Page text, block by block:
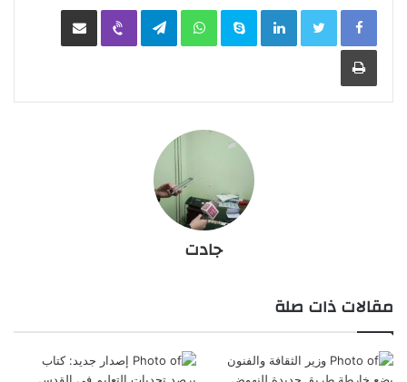
LinkedIn
Skype
WhatsApp
Telegram
Viber مشاركة عبر البريد
طباعة
جادت
مقالات ذات صلة